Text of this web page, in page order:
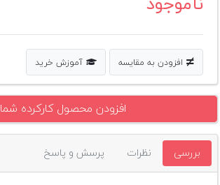
دوربین
بله
افزودن به مقایسه آموزش خرید
افزودن محصول کارکرده شما
بررسی نظرات پرسش و پاسخ